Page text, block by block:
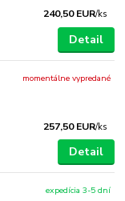
240,50 EUR/ks
Detail
257,50 EUR/ks
momentálne vypredané
Detail
expedícia 3-5 dní